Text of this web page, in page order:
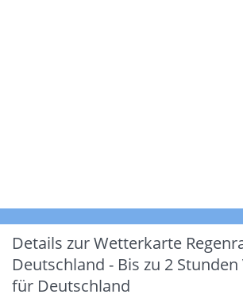
Details zur Wetterkarte
Deutschland - Bis zu 2
für Deutschland